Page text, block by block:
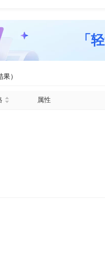
「
）
属性